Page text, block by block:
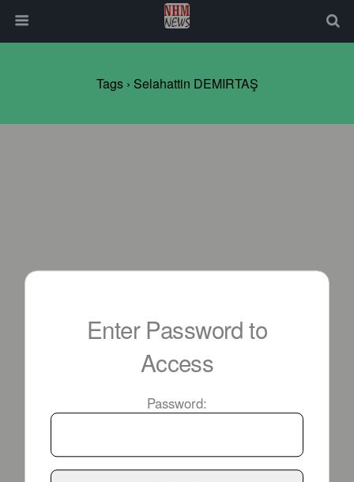
Tags › Selahattin DEMIRTAŞ
Enter Password to
Access
Password: